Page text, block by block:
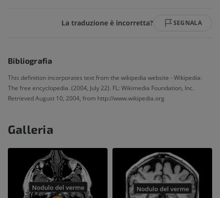
La traduzione è incorretta? SEGNALA
Bibliografia
This definition incorporates text from the wikipedia website - Wikipedia:
The free encyclopedia. (2004, July 22). FL: Wikimedia Foundation, Inc.
Retrieved August 10, 2004, from http://www.wikipedia.org
Galleria